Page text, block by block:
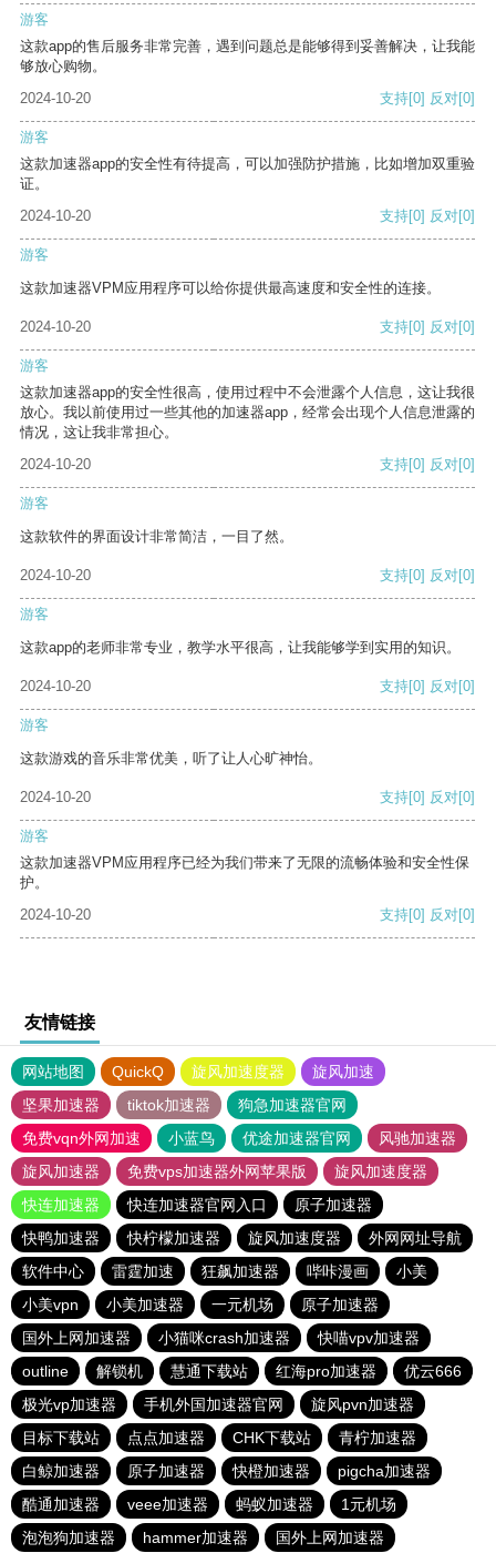
游客
这款app的售后服务非常完善，遇到问题总是能够得到妥善解决，让我能
够放心购物。
2024-10-20
支持[0] 反对[0]
游客
这款加速器app的安全性有待提高，可以加强防护措施，比如增加双重验
证。
2024-10-20
支持[0] 反对[0]
游客
这款加速器VPM应用程序可以给你提供最高速度和安全性的连接。
2024-10-20 支持[0] 反对[0]
游客
这款加速器app的安全性很高，使用过程中不会泄露个人信息，这让我很
放心。我以前使用过一些其他的加速器app，经常会出现个人信息泄露的
情况，这让我非常担心。
2024-10-20
支持[0] 反对[0]
游客
这款软件的界面设计非常简洁，一目了然。
2024-10-20 支持[0] 反对[0]
游客
这款app的老师非常专业，教学水平很高，让我能够学到实用的知识。
2024-10-20 支持[0] 反对[0]
游客
这款游戏的音乐非常优美，听了让人心旷神怡。
2024-10-20 支持[0] 反对[0]
游客
这款加速器VPM应用程序已经为我们带来了无限的流畅体验和安全性保
护。
2024-10-20
支持[0] 反对[0]
友情链接
网站地图 QuickQ 旋风加速度器
旋风加速
坚果加速器
tiktok加速器
狗急加速器官网
免费vqn外网加速
小蓝鸟 优途加速器官网
风驰加速器
旋风加速器
免费vps加速器外网苹果版
旋风加速度器
快连加速器
快连加速器官网入口
原子加速器
快鸭加速器
快柠檬加速器 旋风加速度器
外网网址导航
软件中心
雷霆加速 狂飙加速器 哔咔漫画
小美
小美vpn
小美加速器 一元机场
原子加速器
国外上网加速器
小猫咪crash加速器
快喵vpv加速器
outline
解锁机 慧通下载站 红海pro加速器
优云666
极光vp加速器
手机外国加速器官网
旋风pvn加速器
目标下载站
点点加速器 CHK下载站
青柠加速器
白鲸加速器
原子加速器 快橙加速器
pigcha加速器
酷通加速器
veee加速器 蚂蚁加速器
1元机场
泡泡狗加速器
hammer加速器 国外上网加速器